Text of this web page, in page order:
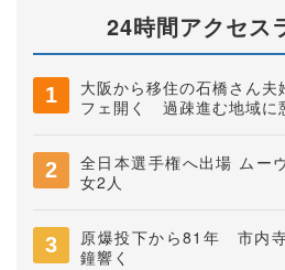
24時間アクセス
大阪から移住の石橋さん
フェ開く 過疎進む地域
全日本選手権へ出場 ムー
女2人
原爆投下から81年 市内
鐘響く